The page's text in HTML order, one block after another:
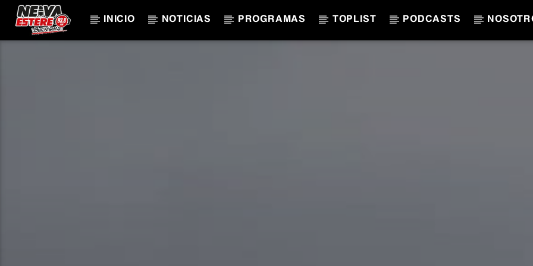
INICIO NOTICIAS PROGRAMAS TOPLIST PODCASTS